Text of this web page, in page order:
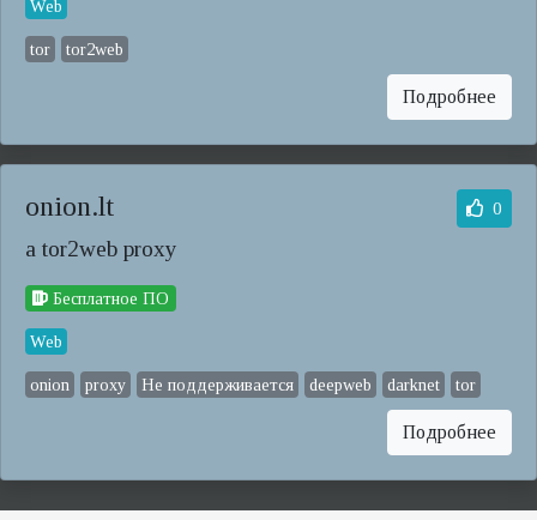
Web
tor tor2web
Подробнее
onion.lt
a tor2web proxy
0
Бесплатное ПО
Web
onion proxy Не поддерживается deepweb darknet tor
Подробнее